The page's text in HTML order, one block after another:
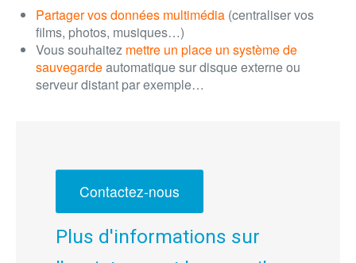
Partager vos données multimédia (centraliser vos
films, photos, musiques…)
Vous souhaitez mettre un place un système de
sauvegardeautomatique sur disque externe ou
serveur distant par exemple…
Contactez-nous
Plus d'informations sur